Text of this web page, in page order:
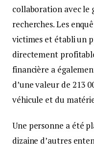
collaboration avec le
recherches. Les
victimes et établi un
directement
financière a
d’une valeur de 213
véhicule et du
Une personne a été
dizaine d’autres